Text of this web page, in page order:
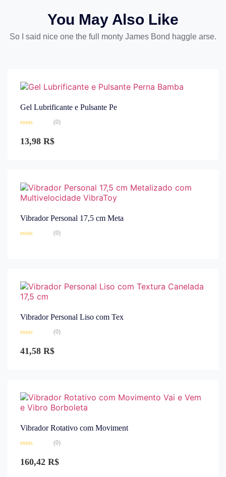
You May Also Like
So I said nice one the full monty James Bond haggle arse.
Gel Lubrificante e Pulsante Pe
0
de
(0)
13,98 R$
Vibrador Personal 17,5 cm Meta
(0)
Vibrador Personal Liso com Tex
0
de
(0)
41,58 R$
Vibrador Rotativo com Moviment
0
de
(0)
160,42 R$